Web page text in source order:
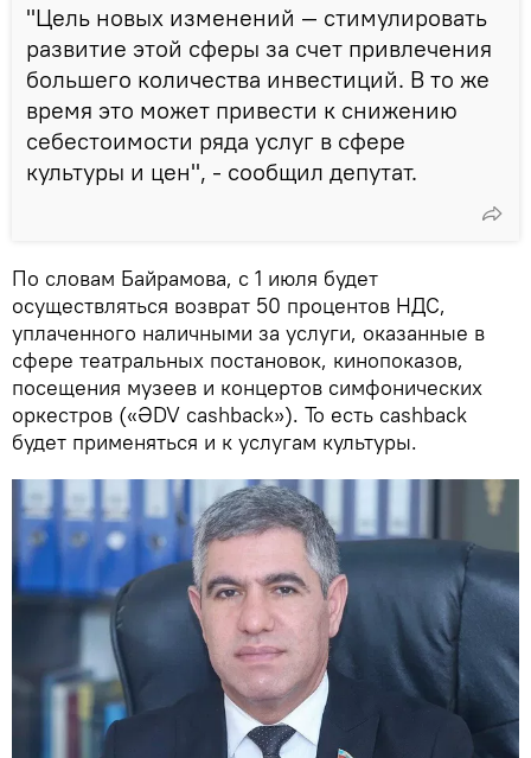
"Цель новых изменений — стимулировать
развитие этой сферы за счет привлечения
большего количества инвестиций. В то же
время это может привести к снижению
себестоимости ряда услуг в сфере
культуры и цен", - сообщил депутат.
По словам Байрамова, с 1 июля будет
осуществляться возврат 50 процентов НДС,
уплаченного наличными за услуги, оказанные в
сфере театральных постановок, кинопоказов,
посещения музеев и концертов симфонических
оркестров («ƏDV cashback»). То есть cashback
будет применяться и к услугам культуры.